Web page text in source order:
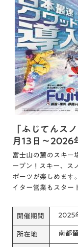
「ふじてんス
月13日～2026
富士山の麓のスキー
ープン！スキー、ス
ポーツが楽しめます
イター営業もスター
開催期間 2025
所在地 南都